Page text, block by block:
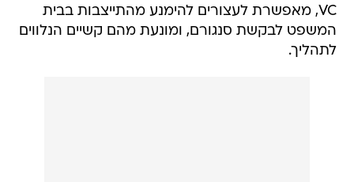
VC, מאפשרת לעצורים להימנע מהתייצבות בבית
המשפט לבקשת סנגורם, ומונעת מהם קשיים הנלווים
לתהליך.